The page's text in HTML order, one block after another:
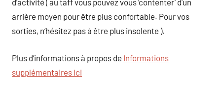
d’activité ( au taff vous pouvez vous ‘contenter’ d’un
arrière moyen pour être plus confortable. Pour vos
sorties, n’hésitez pas à être plus insolente ).
Plus d’informations à propos de Informations
supplémentaires ici